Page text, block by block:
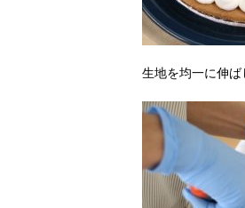
生地を均一に伸